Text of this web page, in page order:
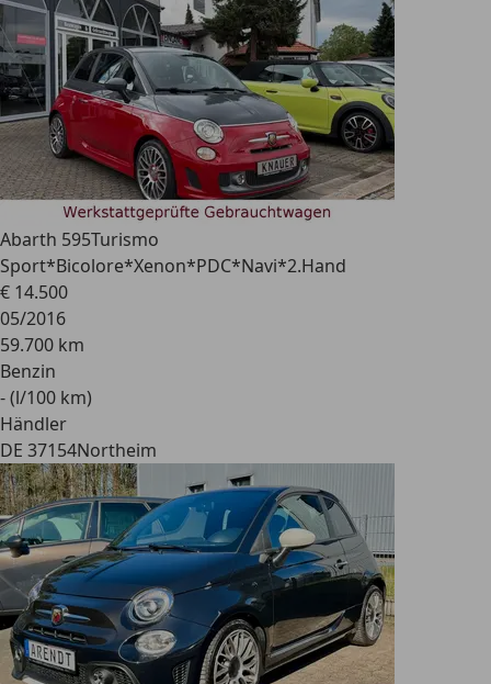
Abarth 595Turismo
Sport*Bicolore*Xenon*PDC*Navi*2.Hand
€ 14.500
05/2016
59.700 km
Benzin
- (l/100 km)
Händler
DE 37154Northeim